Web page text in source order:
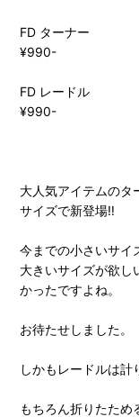
FD ターナー
¥990-
FD レードル
¥990-
大人気アイテムのタ
サイズで新登場‼︎
今までの小さいサイ
大きいサイズが欲し
かったですよね。
お待たせしました。
しかもレードルは計
もちろん折りたた